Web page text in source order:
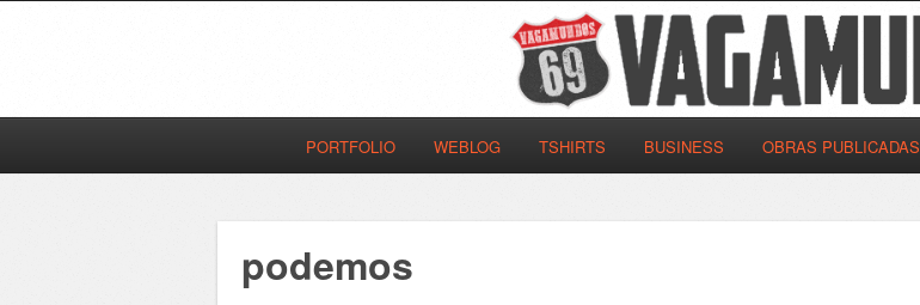
PORTFOLIO WEBLOG TSHIRTS BUSINESS OBRAS PUBLICADAS
podemos